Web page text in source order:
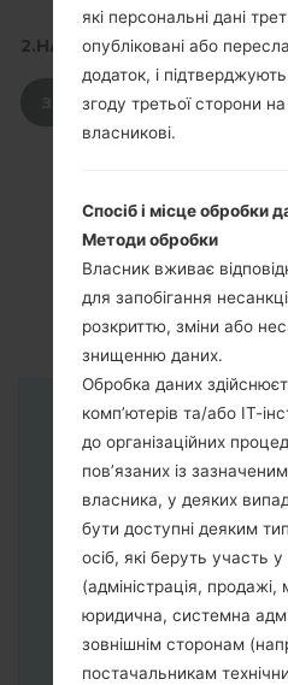
2.НАТИСНІТЬ, ЩОБ
ЗАВАНТАЖИТИ
які персональні дані
опубліковані або
додаток, і
згоду третьої сторони
власникові.
Спосіб і місце обробки
Методи обробки
Власник вживає
для запобігання
розкриттю, зміни або
знищенню даних.
Обробка даних
комп’ютерів та/або ІТ-
до організаційних
пов’язаних із
власника, у деяких
бути доступні деяким
осіб, які беруть участь
(адміністрація, продажі,
юридична, системна
зовнішнім сторонам
постачальникам